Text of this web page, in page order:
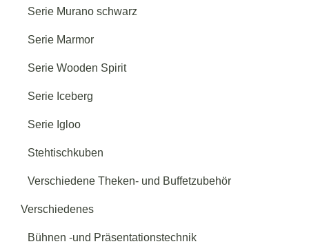
Serie Murano schwarz
Serie Marmor
Serie Wooden Spirit
Serie Iceberg
Serie Igloo
Stehtischkuben
Verschiedene Theken- und Buffetzubehör
Verschiedenes
Bühnen -und Präsentationstechnik